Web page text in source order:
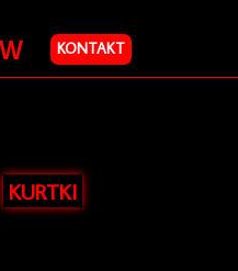
KONTAKT
KURTKI